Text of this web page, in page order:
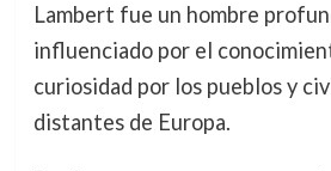
Lambert fue un hombre
influenciado por el
curiosidad por los pueblos y
distantes de Europa.